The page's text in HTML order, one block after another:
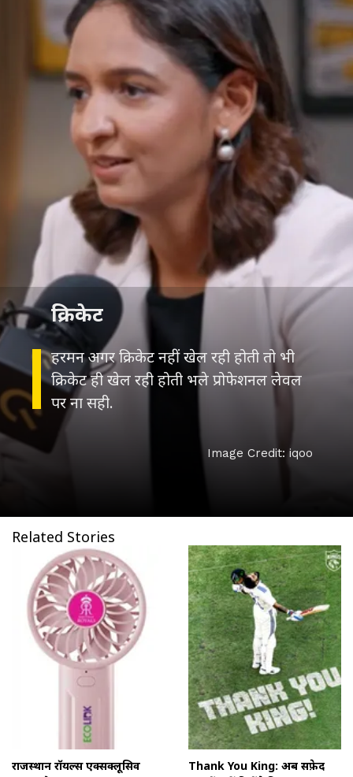
हरमन अगर क्रिकेट नहीं खेल रही होती तो भी
क्रिकेट ही खेल रही होती भले प्रोफेशनल लेवल
पर ना सही.
क्रिकेट
Image Credit: iqoo
Related Stories
राजस्थान रॉयल्स एक्सक्लूसिव
Thank You King: अब सफ़ेद